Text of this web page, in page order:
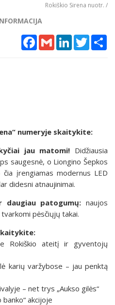
Rokiškio Sirena nuotr. /
Facebook
Gmail LinkedInTwitter
numeryje skaitykite:
jau matomi! Didžiausia
saugesnė, o Liongino Šepkos
įrengiamas modernus LED
didesni atnaujinimai.
patogumų: naujos
pėsčiųjų takai.
Rokiškio ateitį ir gyventojų
karių varžybose – jau penktą
– net trys „Aukso gilės“
akcijoje